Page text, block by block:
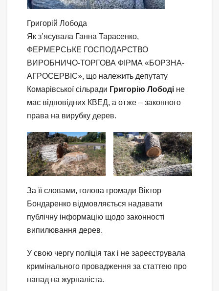
Григорій Лобода
Як з’ясувала Ганна Тарасенко,
ФЕРМЕРСЬКЕ ГОСПОДАРСТВО
ВИРОБНИЧО-ТОРГОВА ФІРМА «БОРЗНА-
АГРОСЕРВІС», що належить депутату
Комарівської сільради Григорію Лободі не
має відповідних КВЕД, а отже – законного
права на вирубку дерев.
За її словами, голова громади Віктор
Бондаренко відмовляється надавати
публічну інформацію щодо законності
випилювання дерев.
У свою чергу поліція так і не зареєструвала
кримінального провадження за статтею про
напад на журналіста.